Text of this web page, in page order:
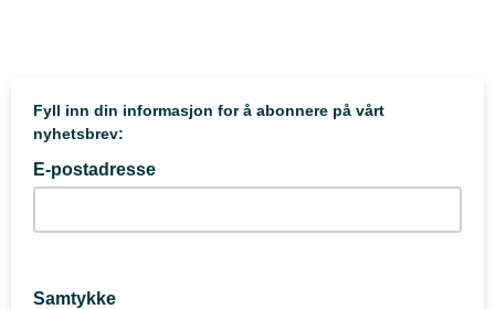
Fyll inn din informasjon for å abonnere på vårt
nyhetsbrev:
E-postadresse
Samtykke